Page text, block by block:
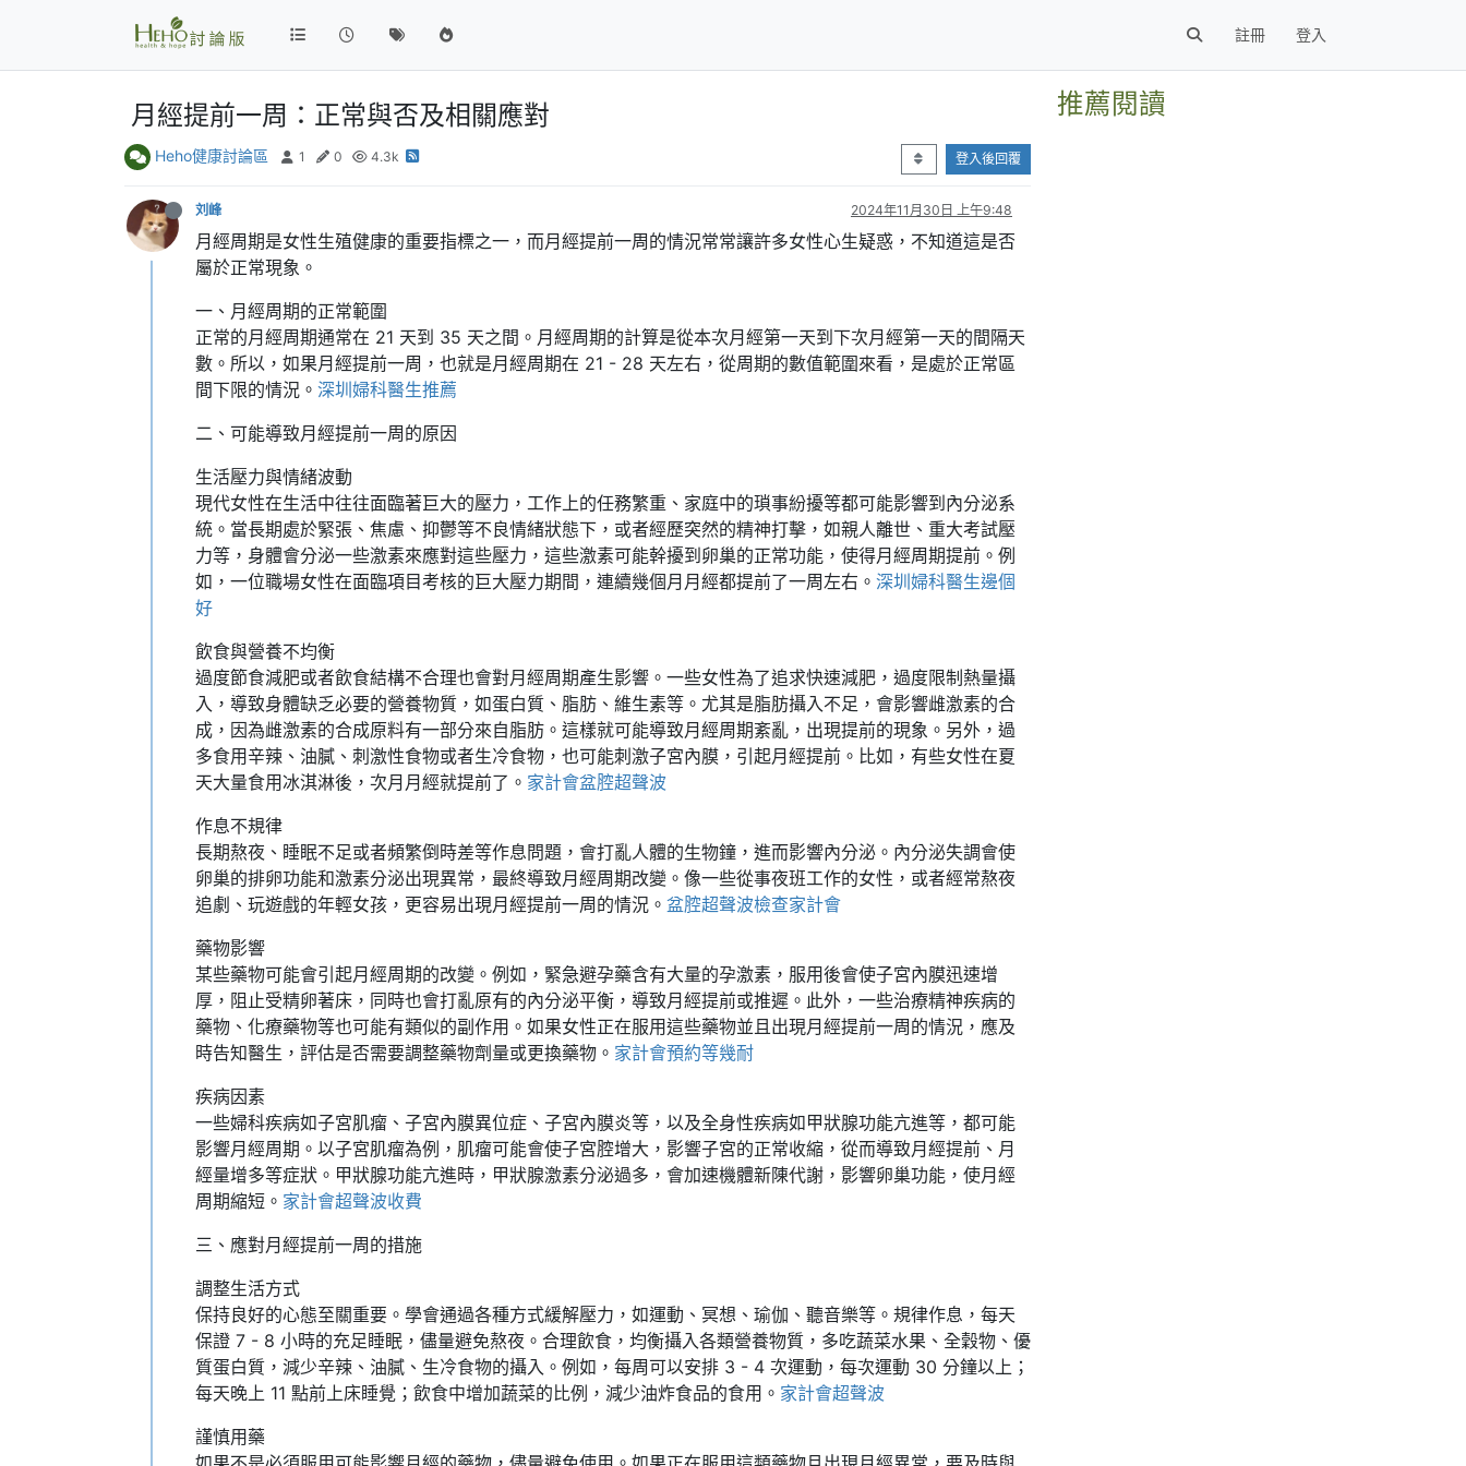
註冊 登入
月經提前一周：正常與否及相關應對
Heho健康討論區 1 0 4.3k 登入後回覆
刘峰 2024年11月30日 上午9:48
月經周期是女性生殖健康的重要指標之一，而月經提前一周的情況常常讓許多女性心生疑惑，不知道這是否
屬於正常現象。
一、月經周期的正常範圍
正常的月經周期通常在 21 天到 35 天之間。月經周期的計算是從本次月經第一天到下次月經第一天的間隔天
數。所以，如果月經提前一周，也就是月經周期在 21 - 28 天左右，從周期的數值範圍來看，是處於正常區
間下限的情況。 深圳婦科醫生推薦
二、可能導致月經提前一周的原因
生活壓力與情緒波動
現代女性在生活中往往面臨著巨大的壓力，工作上的任務繁重、家庭中的瑣事紛擾等都可能影響到內分泌系
統。當長期處於緊張、焦慮、抑鬱等不良情緒狀態下，或者經歷突然的精神打擊，如親人離世、重大考試壓
力等，身體會分泌一些激素來應對這些壓力，這些激素可能幹擾到卵巢的正常功能，使得月經周期提前。例
如，一位職場女性在面臨項目考核的巨大壓力期間，連續幾個月月經都提前了一周左右。 深圳婦科醫生邊個
好
飲食與營養不均衡
過度節食減肥或者飲食結構不合理也會對月經周期產生影響。一些女性為了追求快速減肥，過度限制熱量攝
入，導致身體缺乏必要的營養物質，如蛋白質、脂肪、維生素等。尤其是脂肪攝入不足，會影響雌激素的合
成，因為雌激素的合成原料有一部分來自脂肪。這樣就可能導致月經周期紊亂，出現提前的現象。另外，過
多食用辛辣、油膩、刺激性食物或者生冷食物，也可能刺激子宮內膜，引起月經提前。比如，有些女性在夏
天大量食用冰淇淋後，次月月經就提前了。 家計會盆腔超聲波
作息不規律
長期熬夜、睡眠不足或者頻繁倒時差等作息問題，會打亂人體的生物鐘，進而影響內分泌。內分泌失調會使
卵巢的排卵功能和激素分泌出現異常，最終導致月經周期改變。像一些從事夜班工作的女性，或者經常熬夜
追劇、玩遊戲的年輕女孩，更容易出現月經提前一周的情況。 盆腔超聲波檢查家計會
藥物影響
某些藥物可能會引起月經周期的改變。例如，緊急避孕藥含有大量的孕激素，服用後會使子宮內膜迅速增
厚，阻止受精卵著床，同時也會打亂原有的內分泌平衡，導致月經提前或推遲。此外，一些治療精神疾病的
藥物、化療藥物等也可能有類似的副作用。如果女性正在服用這些藥物並且出現月經提前一周的情況，應及
時告知醫生，評估是否需要調整藥物劑量或更換藥物。 家計會預約等幾耐
疾病因素
一些婦科疾病如子宮肌瘤、子宮內膜異位症、子宮內膜炎等，以及全身性疾病如甲狀腺功能亢進等，都可能
影響月經周期。以子宮肌瘤為例，肌瘤可能會使子宮腔增大，影響子宮的正常收縮，從而導致月經提前、月
經量增多等症狀。甲狀腺功能亢進時，甲狀腺激素分泌過多，會加速機體新陳代謝，影響卵巢功能，使月經
周期縮短。 家計會超聲波收費
三、應對月經提前一周的措施
調整生活方式
保持良好的心態至關重要。學會通過各種方式緩解壓力，如運動、冥想、瑜伽、聽音樂等。規律作息，每天
保證 7 - 8 小時的充足睡眠，儘量避免熬夜。合理飲食，均衡攝入各類營養物質，多吃蔬菜水果、全穀物、優
質蛋白質，減少辛辣、油膩、生冷食物的攝入。例如，每周可以安排 3 - 4 次運動，每次運動 30 分鐘以上；
每天晚上 11 點前上床睡覺；飲食中增加蔬菜的比例，減少油炸食品的食用。 家計會超聲波
謹慎用藥
推薦閱讀